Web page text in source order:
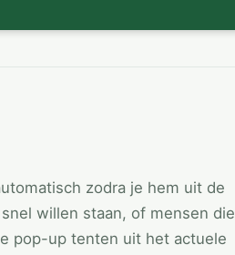
zodra je hem uit de
willen staan, of mensen die
pop-up tenten uit het actuele